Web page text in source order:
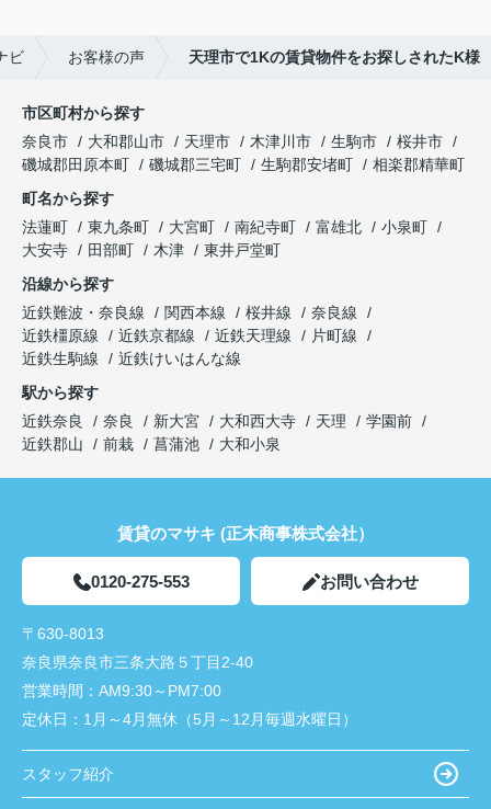
ビ お客様の声 天理市で1Kの賃貸物件をお探しされたK様
市区町村から探す
奈良市
大和郡山市 天理市 木津川市 生駒市
桜井市
磯城郡田原本町
磯城郡三宅町 生駒郡安堵町
相楽郡精華町
町名から探す
法蓮町
東九条町 大宮町 南紀寺町 富雄北
小泉町
大安寺
田部町 木津
東井戸堂町
沿線から探す
近鉄難波・奈良線
関西本線 桜井線
奈良線
近鉄橿原線
近鉄京都線 近鉄天理線
片町線
近鉄生駒線
近鉄けいはんな線
駅から探す
近鉄奈良
奈良 新大宮 大和西大寺 天理
学園前
近鉄郡山
前栽 菖蒲池 大和小泉
賃貸のマサキ (正木商事株式会社）
0120-275-553 お問い合わせ
〒630-8013
奈良県奈良市三条大路５丁目2-40
営業時間： AM9:30～PM7:00
定休日： 1月～4月無休（5月～12月毎週水曜日）
スタッフ紹介